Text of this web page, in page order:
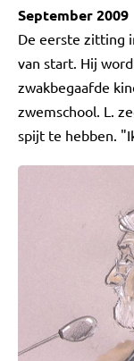
September 2009
De eerste zitting
van start. Hij
zwakbegaafde
zwemschool. L.
spijt te hebben.